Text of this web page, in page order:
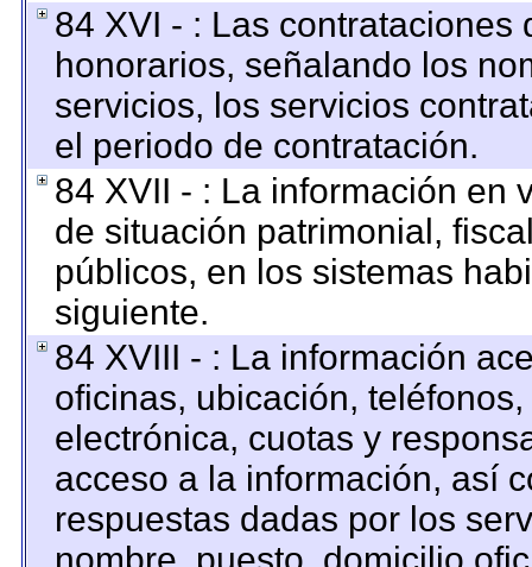
84 XVI - : Las
honorarios, señalando los
servicios, los servicios
el periodo de contratación.
84 XVII - : La información en
de situación patrimonial,
públicos, en los sistemas
siguiente.
84 XVIII - : La información
oficinas, ubicación,
electrónica, cuotas y
acceso a la información, así
respuestas dadas por los